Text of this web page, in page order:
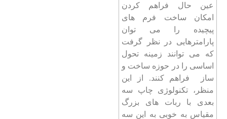
عین حال فراهم کردن
امکان ساخت فرم های
پیچیده را می توان
پارامترهایی در نظر گرفت
که می توانند زمینه تحول
اساسی را در حوزه ساخت و
ساز فراهم کنند. از این
منظر، تکنولوژی چاپ سه
بعدی با ربات های بزرگ
مقیاس به خوبی به این سه